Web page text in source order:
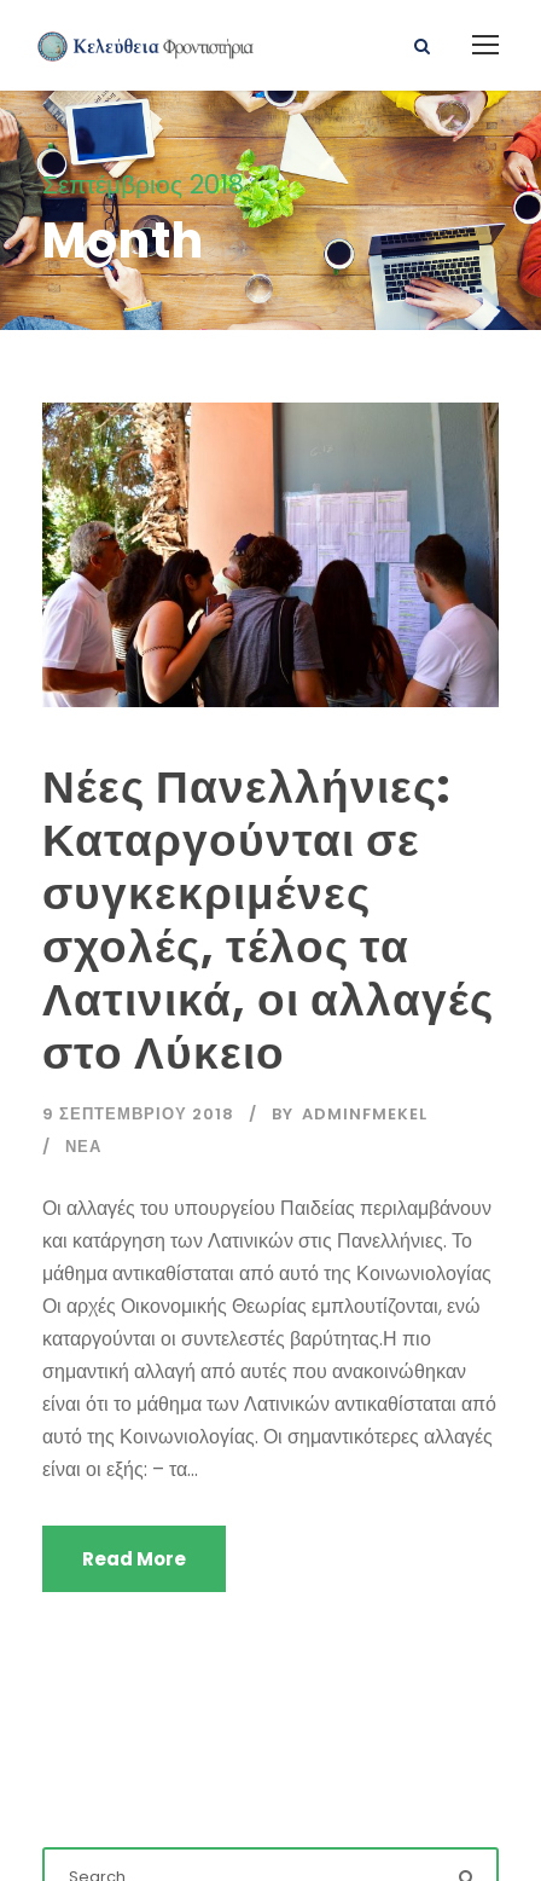
Σεπτέμβριος 2018
Month
Νέες Πανελλήνιες:
Καταργούνται σε
συγκεκριμένες
σχολές, τέλος τα
Λατινικά, οι αλλαγές
στο Λύκειο
9 ΣΕΠΤΕΜΒΡΊΟΥ 2018 BY ADMINFMEKEL
ΝΈΑ
Οι αλλαγές του υπουργείου Παιδείας περιλαμβάνουν
και κατάργηση των Λατινικών στις Πανελλήνιες. Το
μάθημα αντικαθίσταται από αυτό της Κοινωνιολογίας
Οι αρχές Οικονομικής Θεωρίας εμπλουτίζονται, ενώ
καταργούνται οι συντελεστές βαρύτητας.Η πιο
σημαντική αλλαγή από αυτές που ανακοινώθηκαν
είναι ότι το μάθημα των Λατινικών αντικαθίσταται από
αυτό της Κοινωνιολογίας. Οι σημαντικότερες αλλαγές
είναι οι εξής: – τα...
Read More